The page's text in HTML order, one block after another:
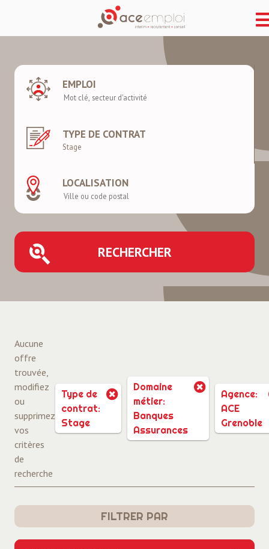
EMPLOI
TYPE DE CONTRAT
LOCALISATION
RECHERCHER
Aucune
offre
trouvée,
modifiez
ou
supprimez
vos
critères
de
recherche
Type de
contrat:
Stage
Domaine
métier:
Banques
Assurances
Agence:
ACE
Grenoble
FILTRER PAR